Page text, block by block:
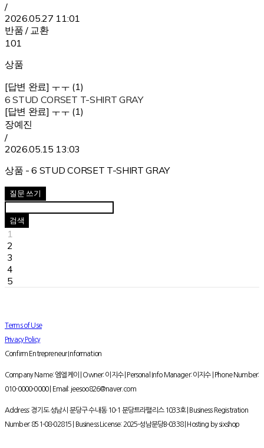
/
2026.05.27 11:01
반품 / 교환
101
상품
[답변 완료] ㅜㅜ (1)
6 STUD CORSET T-SHIRT GRAY
[답변 완료] ㅜㅜ (1)
장예진
/
2026.05.15 13:03
상품 - 6 STUD CORSET T-SHIRT GRAY
질문 쓰기
검색
1
2
3
4
5
Terms of Use
Privacy Policy
Confirm Entrepreneur Information
Company Name: 엠엘케이 | Owner: 이지수 | Personal Info Manager: 이지수 | Phone Number:
010-0000-0000 | Email: jeesoo826@naver.com
Address: 경기도 성남시 분당구 수내동 10-1 분당트라팰리스 1033호 | Business Registration
Number: 851-08-02815 | Business License: 2025-성남분당B-0338| Hosting by sixshop